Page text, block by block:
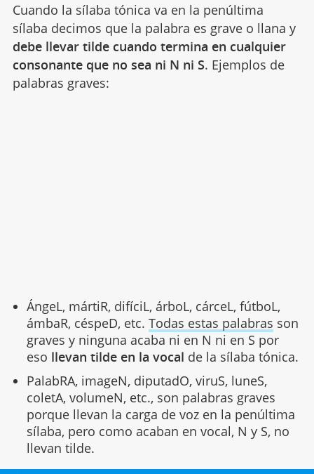
Cuando la sílaba tónica va en la penúltima
sílaba decimos que la palabra es grave o llana y
debe llevar tilde cuando termina en cualquier
consonante que no sea ni N ni S. Ejemplos de
palabras graves:
ÁngeL, mártiR, difíciL, árboL, cárceL, fútboL,
ámbaR, céspeD, etc. Todas estas palabras son
graves y ninguna acaba ni en N ni en S por
eso llevan tilde en la vocal de la sílaba tónica.
PalabRA, imageN, diputadO, viruS, luneS,
coletA, volumeN, etc., son palabras graves
porque llevan la carga de voz en la penúltima
sílaba, pero como acaban en vocal, N y S, no
llevan tilde.